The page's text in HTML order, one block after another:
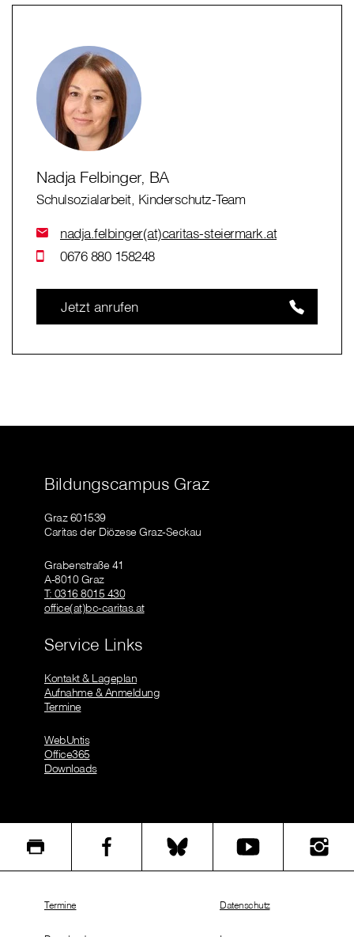
Nadja Felbinger, BA
Schulsozialarbeit, Kinderschutz-Team
nadja.felbinger(at)caritas-steiermark.at
0676 880 158248
Jetzt anrufen
Bildungscampus Graz
Graz 601539
Caritas der Diözese Graz-Seckau
Grabenstraße 41
A-8010 Graz
T: 0316 8015 430
office(at)bc-caritas.at
Service Links
Kontakt & Lageplan
Aufnahme & Anmeldung
Termine
WebUntis
Office365
Downloads
Termine Datenschutz